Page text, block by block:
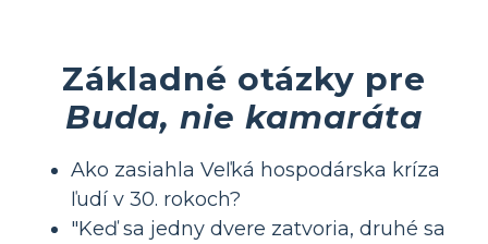
Základné otázky pre
Buda, nie kamaráta
Ako zasiahla Veľká hospodárska kríza
ľudí v 30. rokoch?
"Keď sa jedny dvere zatvoria, druhé sa